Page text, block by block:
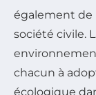
également de
société civile.
chacun à
écologique